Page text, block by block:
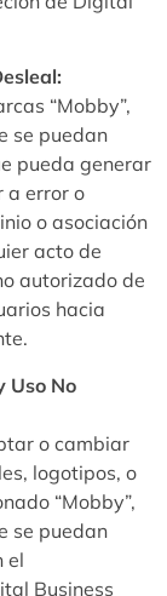
“Mobby”,
se puedan
pueda generar
a error o
o asociación
acto de
autorizado de
hacia
Uso No
o cambiar
logotipos, o
“Mobby”,
se puedan
el
Business